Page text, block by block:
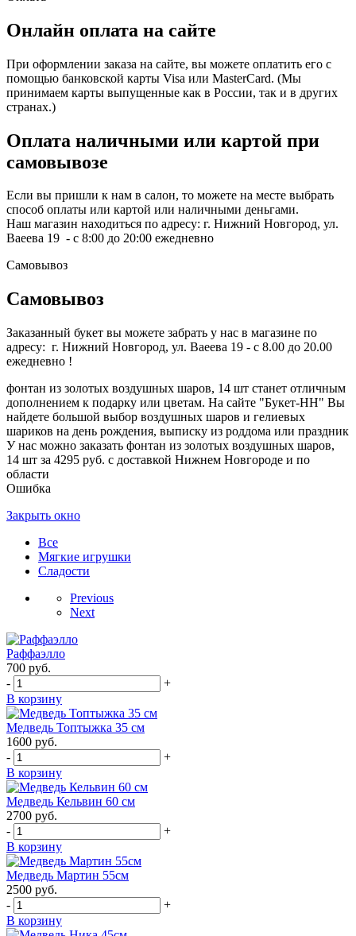
Онлайн оплата на сайте
При оформлении заказа на сайте, вы можете оплатить его с
помощью банковской карты Visa или MasterCard. (Мы
принимаем карты выпущенные как в России, так и в других
странах.)
Оплата наличными или картой при
самовывозе
Если вы пришли к нам в салон, то можете на месте выбрать
способ оплаты или картой или наличными деньгами.
Наш магазин находиться по адресу: г. Нижний Новгород, ул.
Ваеева 19 - с 8:00 до 20:00 ежедневно
Самовывоз
Самовывоз
Заказанный букет вы можете забрать у нас в магазине по
адресу: г. Нижний Новгород, ул. Ваеева 19 - с 8.00 до 20.00
ежедневно !
фонтан из золотых воздушных шаров, 14 шт станет отличным
дополнением к подарку или цветам. На сайте "Букет-НН" Вы
найдете большой выбор воздушных шаров и гелиевых
шариков на день рождения, выписку из роддома или праздник
У нас можно заказать фонтан из золотых воздушных шаров,
14 шт за 4295 руб. с доставкой Нижнем Новгороде и по
области
Ошибка
Закрыть окно
Все
Мягкие игрушки
Сладости
Previous
Next
Раффаэлло
700 руб.
-
+
В корзину
Медведь Топтыжка 35 см
1600 руб.
-
+
В корзину
Медведь Кельвин 60 см
2700 руб.
-
+
В корзину
Медведь Мартин 55см
2500 руб.
-
+
В корзину